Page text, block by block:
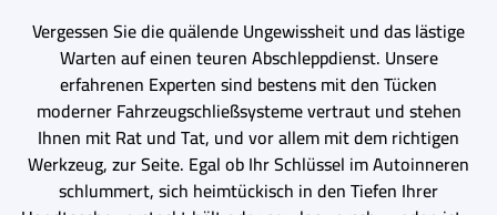
Vergessen Sie die quälende Ungewissheit und das lästige
Warten auf einen teuren Abschleppdienst. Unsere
erfahrenen Experten sind bestens mit den Tücken
moderner Fahrzeugschließsysteme vertraut und stehen
Ihnen mit Rat und Tat, und vor allem mit dem richtigen
Werkzeug, zur Seite. Egal ob Ihr Schlüssel im Autoinneren
schlummert, sich heimtückisch in den Tiefen Ihrer